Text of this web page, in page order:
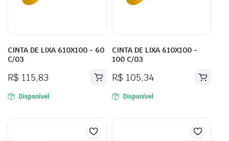
CINTA DE LIXA 610X100 - 60
C/03
R$ 115,83
Disponível
CINTA DE LIXA 610X100 -
100 C/03
R$ 105,34
Disponível